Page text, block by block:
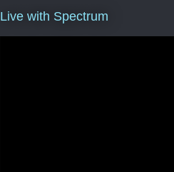
Live with Spectrum